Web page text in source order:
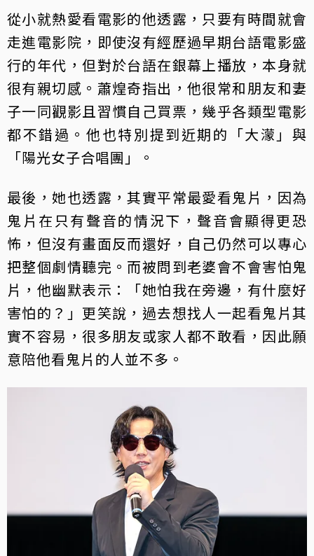
從小就熱愛看電影的他透露，只要有時間就會
走進電影院，即使沒有經歷過早期台語電影盛
行的年代，但對於台語在銀幕上播放，本身就
很有親切感。蕭煌奇指出，他很常和朋友和妻
子一同觀影且習慣自己買票，幾乎各類型電影
都不錯過。他也特別提到近期的「大濛」與
「陽光女子合唱團」。
最後，她也透露，其實平常最愛看鬼片，因為
鬼片在只有聲音的情況下，聲音會顯得更恐
怖，但沒有畫面反而還好，自己仍然可以專心
把整個劇情聽完。而被問到老婆會不會害怕鬼
片，他幽默表示：「她怕我在旁邊，有什麼好
害怕的？」更笑說，過去想找人一起看鬼片其
實不容易，很多朋友或家人都不敢看，因此願
意陪他看鬼片的人並不多。